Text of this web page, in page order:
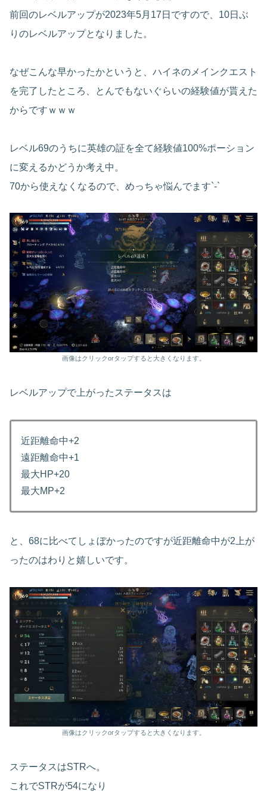
前回のレベルアップが2023年5月17日ですので、10日ぶ
りのレベルアップとなりました。
なぜこんな早かったかというと、ハイネのメインクエスト
を完了したところ、とんでもないぐらいの経験値が貰えた
からですｗｗｗ
レベル69のうちに英雄の証を全て経験値100%ポーション
に変えるかどうか考え中。
70から使えなくなるので、めっちゃ悩んでます`-`
画像はクリックorタップすると大きくなります。
レベルアップで上がったステータスは
近距離命中+2
遠距離命中+1
最大HP+20
最大MP+2
と、68に比べてしょぼかったのですが近距離命中が2上が
ったのはわりと嬉しいです。
画像はクリックorタップすると大きくなります。
ステータスはSTRへ。
これでSTRが54になり